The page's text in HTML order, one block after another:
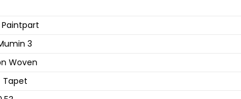
Paintpart
3
Woven
Tapet